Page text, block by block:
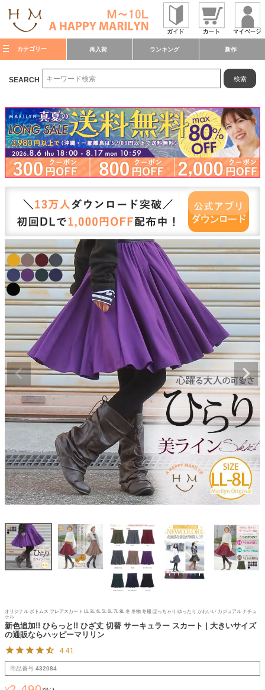
カテゴリー 再入荷 ランキング 新作
SEARCH 検索
オリジナル ボトムス フレアスカート LL 3L 4L 5L 6L 7L 8L 冬 冬物 冬服 ぽっちゃり ゆったり かわいい カジュアル ナチュ
ラル
新色追加!! ひらっと!! ひざ丈 切替 サーキュラー スカート | 大きいサイズ
の通販ならハッピーマリリン
4.41
商品番号 432084